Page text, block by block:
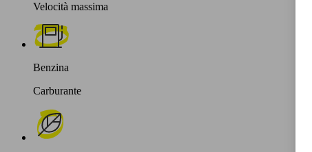
Velocità massima
Benzina
Carburante